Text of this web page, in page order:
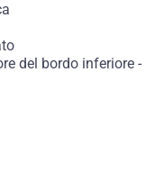
del bordo inferiore-